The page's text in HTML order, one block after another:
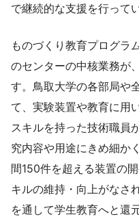
で継続的な支援を行って
ものづくり教育プログラ
のセンターの中核業務が
す。鳥取大学の各部局や
て、実験装置や教育に用
スキルを持った技術職員
究内容や用途にきめ細か
間150件を超える装置の
キルの維持・向上がなさ
を通して学生教育へと還